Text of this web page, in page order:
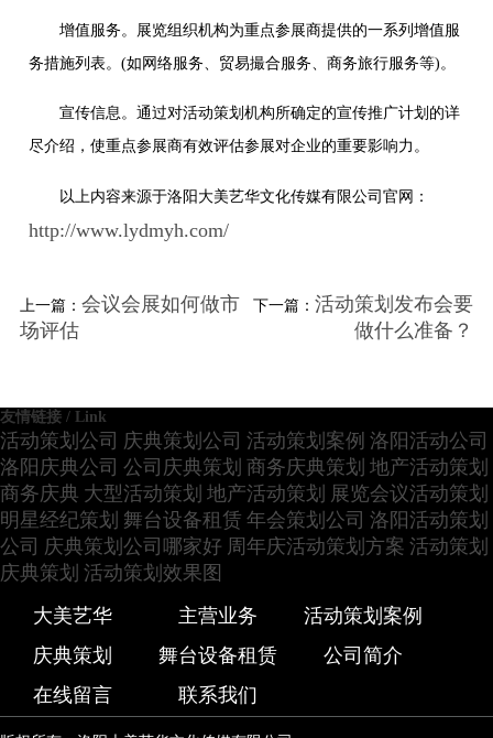
增值服务。展览组织机构为重点参展商提供的一系列增值服
务措施列表。(如网络服务、贸易撮合服务、商务旅行服务等)。
宣传信息。通过对活动策划机构所确定的宣传推广计划的详
尽介绍，使重点参展商有效评估参展对企业的重要影响力。
以上内容来源于洛阳大美艺华文化传媒有限公司官网：
http://www.lydmyh.com/
上一篇： 会议会展如何做市
场评估
下一篇：活动策划发布会要
做什么准备？
友情链接 / Link
活动策划公司 庆典策划公司 活动策划案例 洛阳活动公司
洛阳庆典公司 公司庆典策划 商务庆典策划 地产活动策划
商务庆典 大型活动策划 地产活动策划 展览会议活动策划
明星经纪策划 舞台设备租赁 年会策划公司 洛阳活动策划
公司 庆典策划公司哪家好 周年庆活动策划方案 活动策划
庆典策划 活动策划效果图
大美艺华
主营业务
活动策划案例
庆典策划
舞台设备租赁
公司简介
在线留言
联系我们